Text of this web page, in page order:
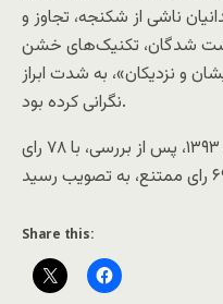
ناشی از شکنجه، تجاوز و
شدگان، تکنیک‌های خشن
و نزدیکان»، به شدت ابراز
نگرانی کرده بود.
این قطعنامه، روز سه شنبه ۲۷ آبان ۱۳۹۳، پس از بررسی، با ۷۸ رای
Share this: